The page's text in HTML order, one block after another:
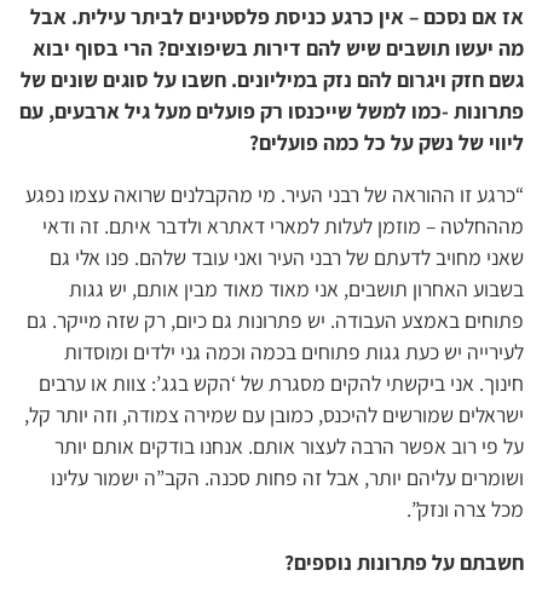
אז אם נסכם – אין כרגע כניסת פלסטינים לביתר עילית. אבל
מה יעשו תושבים שיש להם דירות בשיפוצים? הרי בסוף יבוא
גשם חזק ויגרום להם נזק במיליונים. חשבו על סוגים שונים של
פתרונות -כמו למשל שייכנסו רק פועלים מעל גיל ארבעים, עם
ליווי של נשק על כל כמה פועלים?
“כרגע זו ההוראה של רבני העיר. מי מהקבלנים שרואה עצמו נפגע
מההחלטה – מוזמן לעלות למארי דאתרא ולדבר איתם. זה ודאי
שאני מחויב לדעתם של רבני העיר ואני עובד שלהם. פנו אלי גם
בשבוע האחרון תושבים, אני מאוד מאוד מבין אותם, יש גגות
פתוחים באמצע העבודה. יש פתרונות גם כיום, רק שזה מייקר. גם
לעירייה יש כעת גגות פתוחים בכמה וכמה גני ילדים ומוסדות
חינוך. אני ביקשתי להקים מסגרת של ‘הקש בגג’: צוות או ערבים
ישראלים שמורשים להיכנס, כמובן עם שמירה צמודה, וזה יותר קל,
על פי רוב אפשר הרבה לעצור אותם. אנחנו בודקים אותם יותר
ושומרים עליהם יותר, אבל זה פחות סכנה. הקב”ה ישמור עלינו
מכל צרה ונזק”.
חשבתם על פתרונות נוספים?